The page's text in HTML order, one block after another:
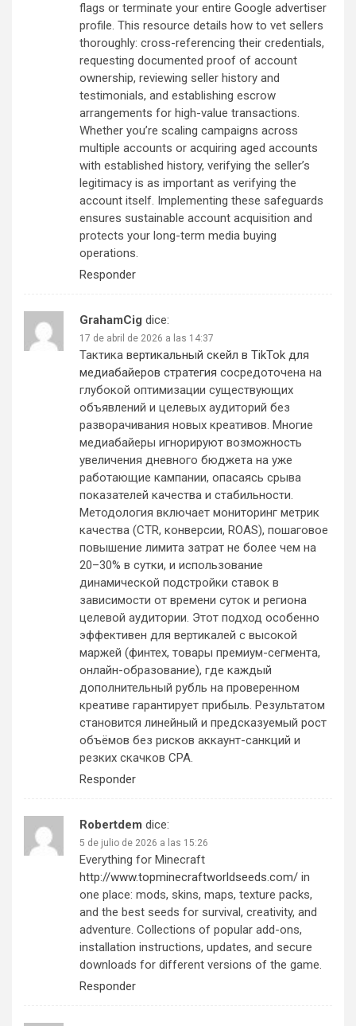
flags or terminate your entire Google advertiser
profile. This resource details how to vet sellers
thoroughly: cross-referencing their credentials,
requesting documented proof of account
ownership, reviewing seller history and
testimonials, and establishing escrow
arrangements for high-value transactions.
Whether you’re scaling campaigns across
multiple accounts or acquiring aged accounts
with established history, verifying the seller’s
legitimacy is as important as verifying the
account itself. Implementing these safeguards
ensures sustainable account acquisition and
protects your long-term media buying
operations.
Responder
GrahamCig dice:
17 de abril de 2026 a las 14:37
Тактика вертикальный скейл в TikTok для
медиабайеров стратегия сосредоточена на
глубокой оптимизации существующих
объявлений и целевых аудиторий без
разворачивания новых креативов. Многие
медиабайеры игнорируют возможность
увеличения дневного бюджета на уже
работающие кампании, опасаясь срыва
показателей качества и стабильности.
Методология включает мониторинг метрик
качества (CTR, конверсии, ROAS), пошаговое
повышение лимита затрат не более чем на
20–30% в сутки, и использование
динамической подстройки ставок в
зависимости от времени суток и региона
целевой аудитории. Этот подход особенно
эффективен для вертикалей с высокой
маржей (финтех, товары премиум-сегмента,
онлайн-образование), где каждый
дополнительный рубль на проверенном
креативе гарантирует прибыль. Результатом
становится линейный и предсказуемый рост
объёмов без рисков аккаунт-санкций и
резких скачков CPA.
Responder
Robertdem dice:
5 de julio de 2026 a las 15:26
Everything for Minecraft
http://www.topminecraftworldseeds.com/ in
one place: mods, skins, maps, texture packs,
and the best seeds for survival, creativity, and
adventure. Collections of popular add-ons,
installation instructions, updates, and secure
downloads for different versions of the game.
Responder